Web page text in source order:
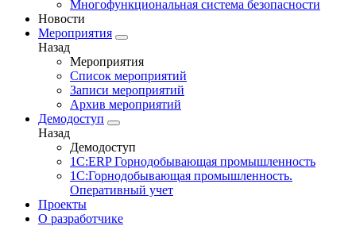
Многофункциональная система безопасности
Новости
Мероприятия
Назад
Мероприятия
Список мероприятий
Записи мероприятий
Архив мероприятий
Демодоступ
Назад
Демодоступ
1С:ERP Горнодобывающая промышленность
1С:Горнодобывающая промышленность.
Оперативный учет
Проекты
О разработчике